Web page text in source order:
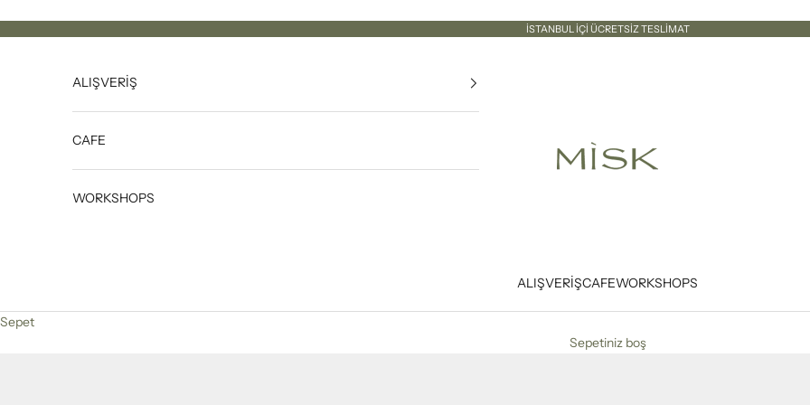
İSTANBUL İÇİ ÜCRETSİZ TESLİMAT
Misk İstanbul
ALIŞVERİŞCAFEWORKSHOPS
ALIŞVERİŞ
CAFE
WORKSHOPS
Sepet
Sepetiniz boş